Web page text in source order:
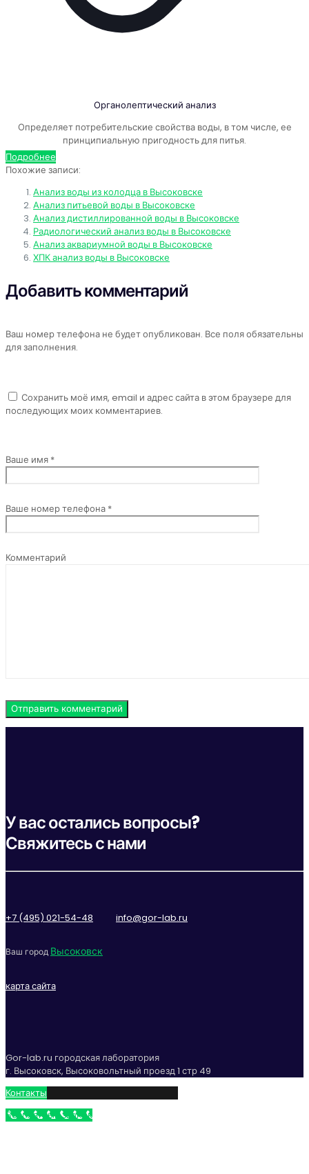
Органолептический анализ
Определяет потребительские свойства воды, в том числе, ее
принципиальную пригодность для питья.
Подробнее
Похожие записи:
Анализ воды из колодца в Высоковске
Анализ питьевой воды в Высоковске
Анализ дистиллированной воды в Высоковске
Радиологический анализ воды в Высоковске
Анализ аквариумной воды в Высоковске
ХПК анализ воды в Высоковске
Добавить комментарий
Ваш номер телефона не будет опубликован. Все поля обязательны
для заполнения.
Комментарий
Ваше имя *
Сохранить моё имя, email и адрес сайта в этом браузере для
последующих моих комментариев.
Ваше номер телефона *
У вас остались вопросы?
Свяжитесь с нами
+7 (495) 021-54-48 info@gor-lab.ru
Ваш город Высоковск
карта сайта
Gor-lab.ru городская лаборатория
г. Высоковск, Высоковольтный проезд 1 стр 49
Контакты
Бесплатный звонок